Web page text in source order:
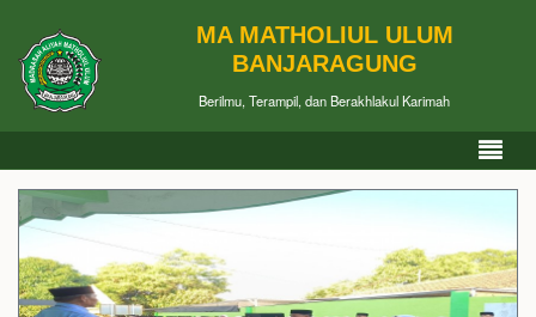
MA MATHOLIUL ULUM
BANJARAGUNG
Berilmu, Terampil, dan Berakhlakul Karimah